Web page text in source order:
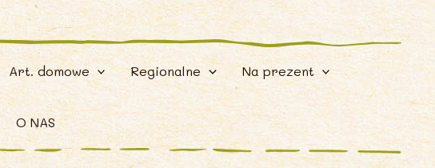
Art. domowe Regionalne Na prezent
O NAS